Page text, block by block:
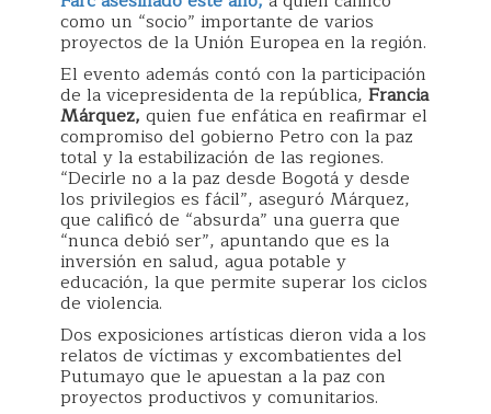
como un “socio” importante de varios
proyectos de la Unión Europea en la región.
El evento además contó con la participación
de la vicepresidenta de la república, Francia
Márquez, quien fue enfática en reafirmar el
compromiso del gobierno Petro con la paz
total y la estabilización de las regiones.
“Decirle no a la paz desde Bogotá y desde
los privilegios es fácil”, aseguró Márquez,
que calificó de “absurda” una guerra que
“nunca debió ser”, apuntando que es la
inversión en salud, agua potable y
educación, la que permite superar los ciclos
de violencia.
Dos exposiciones artísticas dieron vida a los
relatos de víctimas y excombatientes del
Putumayo que le apuestan a la paz con
proyectos productivos y comunitarios.